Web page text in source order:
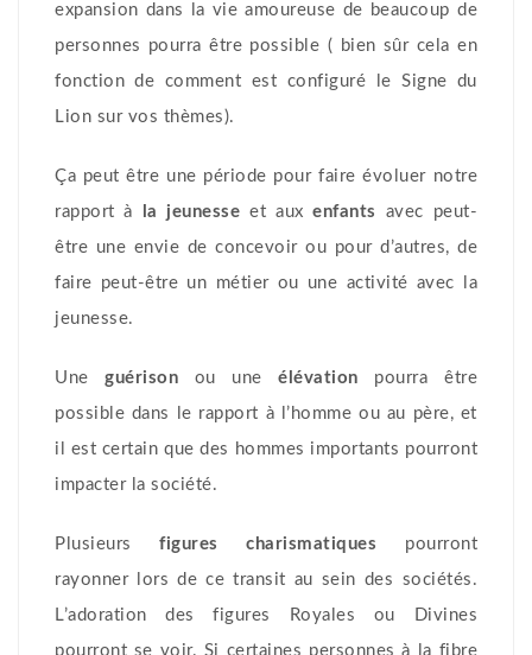
expansion dans la vie amoureuse de beaucoup de
personnes pourra être possible ( bien sûr cela en
fonction de comment est configuré le Signe du
Lion sur vos thèmes).
Ça peut être une période pour faire évoluer notre
rapport à
la jeunesseet auxenfants
avec peut-
être une envie de concevoir ou pour d’autres, de
faire peut-être un métier ou une activité avec la
jeunesse.
Uneguérison ou une élévation pourra être
possible dans le rapport à l’homme ou au père, et
il est certain que des hommes importants pourront
impacter la société.
Plusieursfigures charismatiques pourront
rayonner lors de ce transit au sein des sociétés.
L’adoration des figures Royales ou Divines
pourront se voir. Si certaines personnes à la fibre